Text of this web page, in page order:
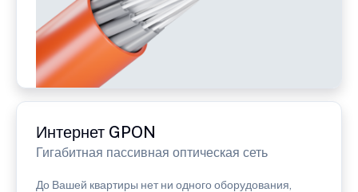
Интернет GPON
Гигабитная пассивная оптическая сеть
До Вашей квартиры нет ни одного оборудования,